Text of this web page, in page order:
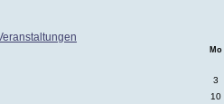
Mo
3
10